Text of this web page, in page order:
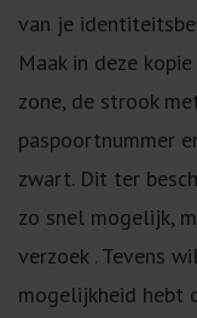
van je
Maak in deze
zone, de strook
paspoortnummer
zwart. Dit ter
zo snel mogelijk,
verzoek . Tevens
mogelijkheid hebt